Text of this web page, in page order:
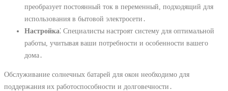
преобразует постоянный ток в переменный, подходящий для
использования в бытовой электросети․
Настройка⁚ Специалисты настроят систему для оптимальной
работы, учитывая ваши потребности и особенности вашего
дома․
Обслуживание солнечных батарей для окон необходимо для
поддержания их работоспособности и долговечности․